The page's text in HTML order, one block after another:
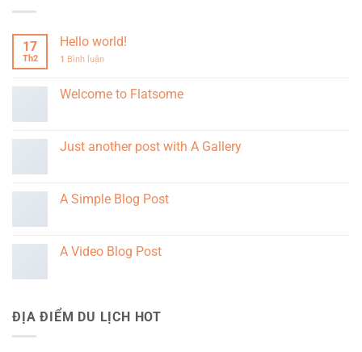
17
Th2
Hello world!
1 Bình luận
Welcome to Flatsome
Just another post with A Gallery
A Simple Blog Post
A Video Blog Post
ĐỊA ĐIỂM DU LỊCH HOT